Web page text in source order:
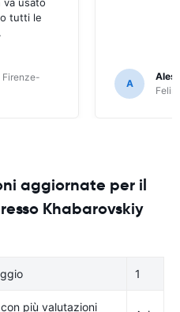
tutti le
Firenze-
A
aggiornate per il
Khabarovskiy
1
più valutazioni